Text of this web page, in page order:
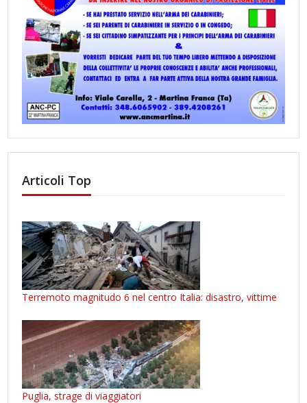
Articoli Top
Terremoto magnitudo 6 nel centro Italia: disastro, vittime
Puglia, strage di viaggiatori